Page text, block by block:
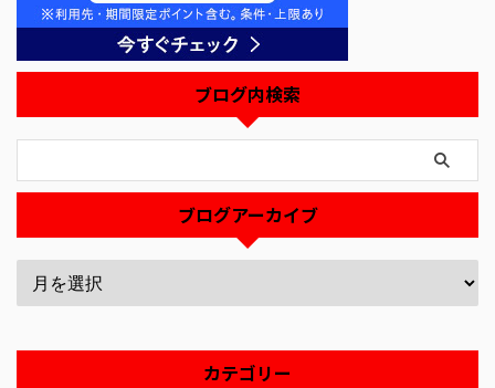
ブログ内検索
ブログアーカイブ
カテゴリー